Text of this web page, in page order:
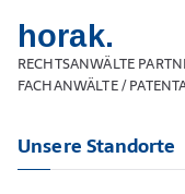
horak.
RECHTSANWÄLTE
FACHANWÄLTE /
Unsere Standorte